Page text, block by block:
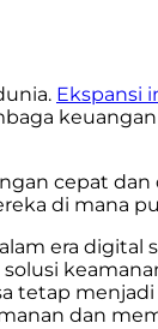
Ekspansi
cepat
di mana
era digital
tetap
dan